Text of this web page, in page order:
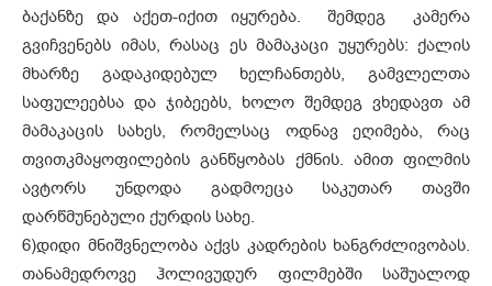
ბაქანზე და აქეთ-იქით იყურება. შემდეგ კამერა
გვიჩვენებს იმას, რასაც ეს მამაკაცი უყურებს: ქალის
მხარზე გადაკიდებულ ხელჩანთებს, გამვლელთა
საფულეებსა და ჯიბეებს, ხოლო შემდეგ ვხედავთ ამ
მამაკაცის სახეს, რომელსაც ოდნავ ეღიმება, რაც
თვითკმაყოფილების განწყობას ქმნის. ამით ფილმის
ავტორს უნდოდა გადმოეცა საკუთარ თავში
დარწმუნებული ქურდის სახე.
6)დიდი მნიშვნელობა აქვს კადრების ხანგრძლივობას.
თანამედროვე ჰოლივუდურ ფილმებში საშუალოდ